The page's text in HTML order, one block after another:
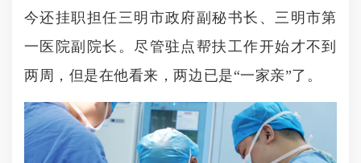
今还挂职担任三明市政府副秘书长、三明市第
一医院副院长。尽管驻点帮扶工作开始才不到
两周，但是在他看来，两边已是“一家亲”了。